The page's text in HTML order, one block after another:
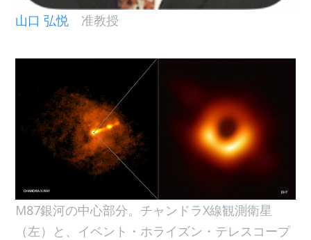
山口 弘悦准教授
M87銀河の中心部分。チャンドラX線観測衛星
（左）と、イベント・ホライズン・テレスコープ